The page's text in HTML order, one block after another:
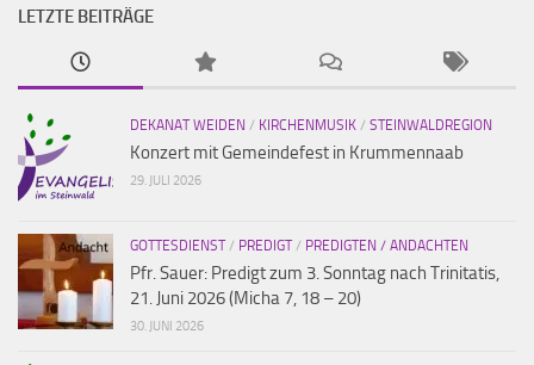
LETZTE BEITRÄGE
DEKANAT WEIDEN / KIRCHENMUSIK / STEINWALDREGION
Konzert mit Gemeindefest in Krummennaab
29. JULI 2026
GOTTESDIENST/ PREDIGT/ PREDIGTEN / ANDACHTEN
Pfr. Sauer: Predigt zum 3. Sonntag nach Trinitatis,
21. Juni 2026 (Micha 7, 18 – 20)
30. JUNI 2026